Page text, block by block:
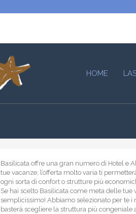
HOME
Basilicata offre una gran numero di Hotel e
tue vacanze; l’offerta molto varia ti
ogni sorta di confort o strutture più
Se hai scelto Basilicata come meta delle
semplicissimo! Abbiamo selezionato per te
basterà scegliere la struttura più congeniale